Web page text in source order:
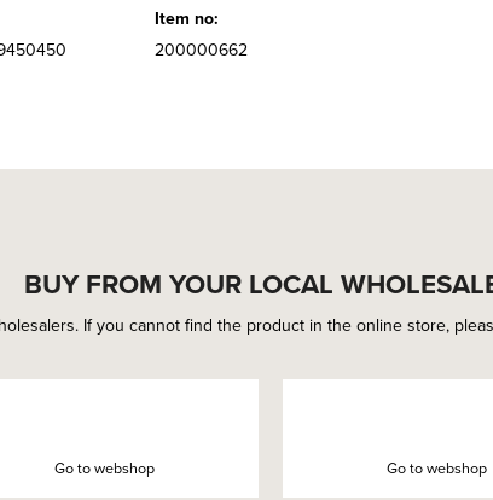
Item no:
200000662
BUY FROM YOUR LOCAL
If you cannot find the product in the online store,
Go to webshop Go to webshop